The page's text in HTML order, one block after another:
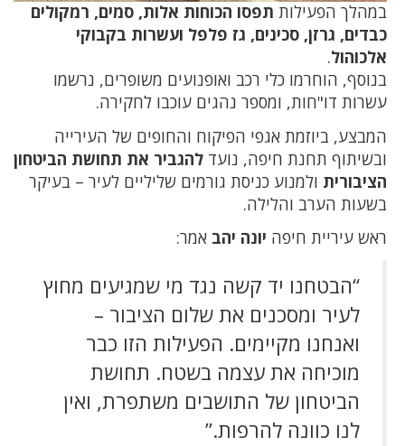
במהלך הפעילות תפסו הכוחות אלות, סמים, רמקולים
כבדים, גרזן, סכינים, גז פלפל ועשרות בקבוקי
אלכוהול.
בנוסף, הוחרמו כלי רכב ואופנועים משופרים, נרשמו
עשרות דו"חות, ומספר נהגים עוכבו לחקירה.
המבצע, ביוזמת אגפי הפיקוח והחופים של העירייה
ובשיתוף תחנת חיפה, נועד להגביר את תחושת הביטחון
הציבורית ולמנוע כניסת גורמים שליליים לעיר – בעיקר
בשעות הערב והלילה.
ראש עיריית חיפה יונה יהב אמר:
“הבטחנו יד קשה נגד מי שמגיעים מחוץ
לעיר ומסכנים את שלום הציבור –
ואנחנו מקיימים. הפעילות הזו כבר
מוכיחה את עצמה בשטח. תחושת
הביטחון של התושבים משתפרת, ואין
לנו כוונה להרפות.”